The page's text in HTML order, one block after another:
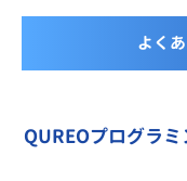
よく
QUREOプログラ